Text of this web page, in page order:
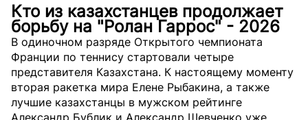
Кто из казахстанцев продолжает
борьбу на "Ролан Гаррос" - 2026
В одиночном разряде Открытого чемпионата
Франции по теннису стартовали четыре
представителя Казахстана. К настоящему моменту
вторая ракетка мира Елене Рыбакина, а также
лучшие казахстанцы в мужском рейтинге
Александр Бублик и Александр Шевченко уже